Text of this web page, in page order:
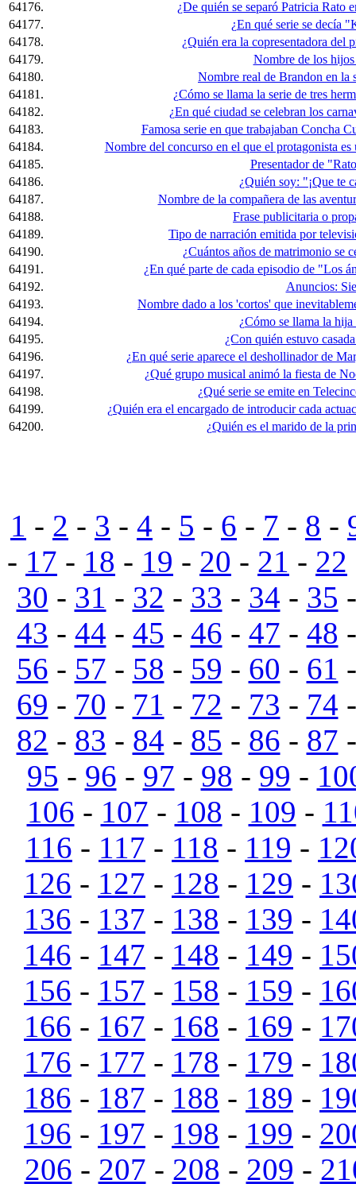
64176.
¿De quién se separó Patricia Rato
64177.
¿En qué serie se decía
64178.
¿Quién era la copresentadora del
64179.
Nombre de los
64180.
Nombre real de Brandon en la
64181.
¿Cómo se llama la serie de tres
64182.
¿En qué ciudad se celebran los
64183.
Famosa serie en que trabajaban Concha
64184.
Nombre del concurso en el que el protagonista
64185.
Presentador de
64186.
¿Quién soy: "¡Que te
64187.
Nombre de la compañera de las
64188.
Frase publicitaria o
64189.
Tipo de narración emitida por
64190.
¿Cuántos años de matrimonio se
64191.
¿En qué parte de cada episodio de "Los
64192.
Anuncios:
64193.
Nombre dado a los 'cortos' que
64194.
¿Cómo se llama la hija
64195.
¿Con quién estuvo
64196.
¿En qué serie aparece el deshollinador de
64197.
¿Qué grupo musical animó la fiesta de
64198.
¿Qué serie se emite en
64199.
¿Quién era el encargado de introducir cada
64200.
¿Quién es el marido de la
1 - 2 - 3 - 4 - 5 - 6 - 7 - 8 -
- 17 - 18 - 19 - 20 - 21 - 22
30 - 31 - 32 - 33 - 34 - 35
43 - 44 - 45 - 46 - 47 - 48
56 - 57 - 58 - 59 - 60 - 61
69 - 70 - 71 - 72 - 73 - 74
82 - 83 - 84 - 85 - 86 - 87
95 - 96 - 97 - 98 - 99 -
106 - 107 - 108 - 109 -
116 - 117 - 118 - 119 -
126 - 127 - 128 - 129 -
136 - 137 - 138 - 139 -
146 - 147 - 148 - 149 -
156 - 157 - 158 - 159 -
166 - 167 - 168 - 169 -
176 - 177 - 178 - 179 -
186 - 187 - 188 - 189 -
196 - 197 - 198 - 199 -
206 - 207 - 208 - 209 -